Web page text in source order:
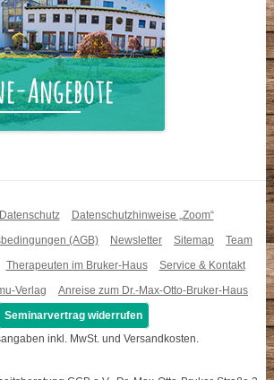
Datenschutz
Datenschutzhinweise „Zoom“
(AGB)
Newsletter Sitemap
Team
Therapeuten im Bruker-Haus
Service & Kontakt
Verlag
Anreise zum Dr.-Max-Otto-Bruker-Haus
Seminarvertrag widerrufen
inkl. MwSt. und Versandkosten.